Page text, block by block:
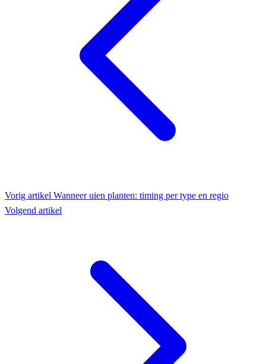
Vorig artikel Wanneer uien planten: timing per type en regio
Volgend artikel